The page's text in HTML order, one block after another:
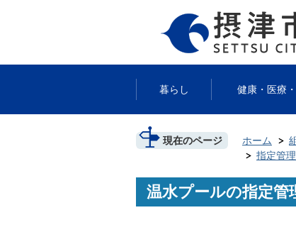
暮らし 健康・医療
現在のページ ホーム
指定管
温水プールの指定管